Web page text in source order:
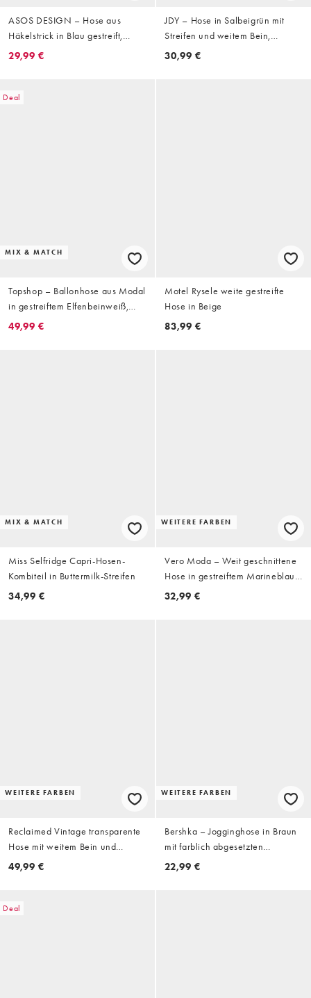
ASOS DESIGN – Hose aus
Häkelstrick in Blau gestreift,
Kombiteil
29,99 €
JDY – Hose in Salbeigrün mit
Streifen und weitem Bein,
Kombiteil
30,99 €
Deal
MIX & MATCH
Topshop – Ballonhose aus Modal
in gestreiftem Elfenbeinweiß,
Kombiteil
49,99 €
Motel Rysele weite gestreifte
Hose in Beige
83,99 €
MIX & MATCH
Miss Selfridge Capri-Hosen-
Kombiteil in Buttermilk-Streifen
34,99 €
WEITERE FARBEN
Vero Moda – Weit geschnittene
Hose in gestreiftem Marineblau
mit Leinenanteil und
32,99 €
WEITERE FARBEN
Reclaimed Vintage transparente
Hose mit weitem Bein und
Streifenmuster in mehrfarbig
49,99 €
WEITERE FARBEN
Bershka – Jogginghose in Braun
mit farblich abgesetzten
seitlichen Streifen
22,99 €
Deal